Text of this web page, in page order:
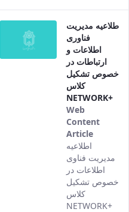
طلاعیه مدیریت
فناوری
اطلاعات و
ارتباطات در
خصوص تشکیل
کلاس
NETWORK+
Web
Content
Article
comes
the
Persian
اطلاعیه
مدیریت فناوی
اطلاعات در
خصوص تشکیل
کلاس
NETWORK+